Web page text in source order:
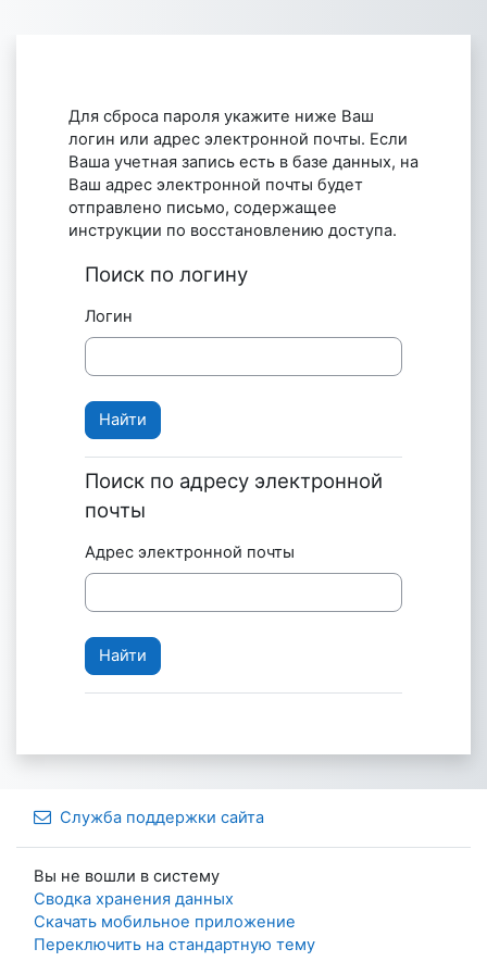
Для сброса пароля укажите ниже Ваш
логин или адрес электронной почты. Если
Ваша учетная запись есть в базе данных, на
Ваш адрес электронной почты будет
отправлено письмо, содержащее
инструкции по восстановлению доступа.
Поиск по логину
Логин
Поиск по адресу электронной
почты
Адрес электронной почты
Служба поддержки сайта
Вы не вошли в систему
Сводка хранения данных
Скачать мобильное приложение
Переключить на стандартную тему